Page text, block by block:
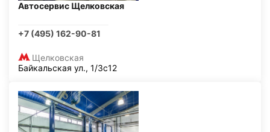
Автосервис Щелковская
+7 (495) 162-90-81
Щелковская
Байкальская ул., 1/3с12